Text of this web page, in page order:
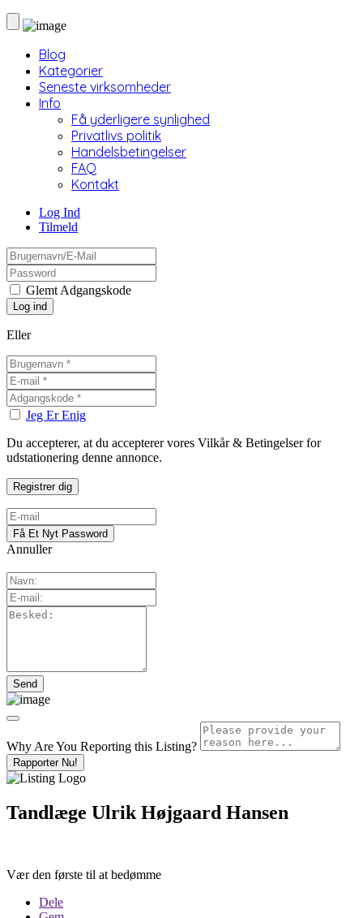
Blog
Kategorier
Seneste virksomheder
Info
Få yderligere synlighed
Privatlivs politik
Handelsbetingelser
FAQ
Kontakt
Log Ind
Tilmeld
Glemt Adgangskode
Eller
Jeg Er Enig
Du accepterer, at du accepterer vores Vilkår & Betingelser for
udstationering denne annonce.
Annuller
Why Are You Reporting this Listing?
Rapporter Nu!
Tandlæge Ulrik Højgaard Hansen
Vær den første til at bedømme
Dele